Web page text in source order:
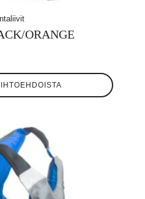
ORANGE